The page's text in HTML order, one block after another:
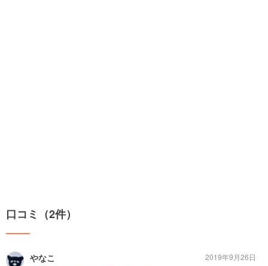
口コミ（2件）
やなこ
2019年9月26日